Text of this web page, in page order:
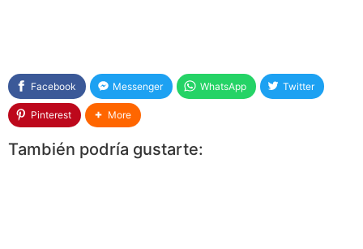
Facebook Messenger WhatsApp Twitter
Pinterest More
También podría gustarte: